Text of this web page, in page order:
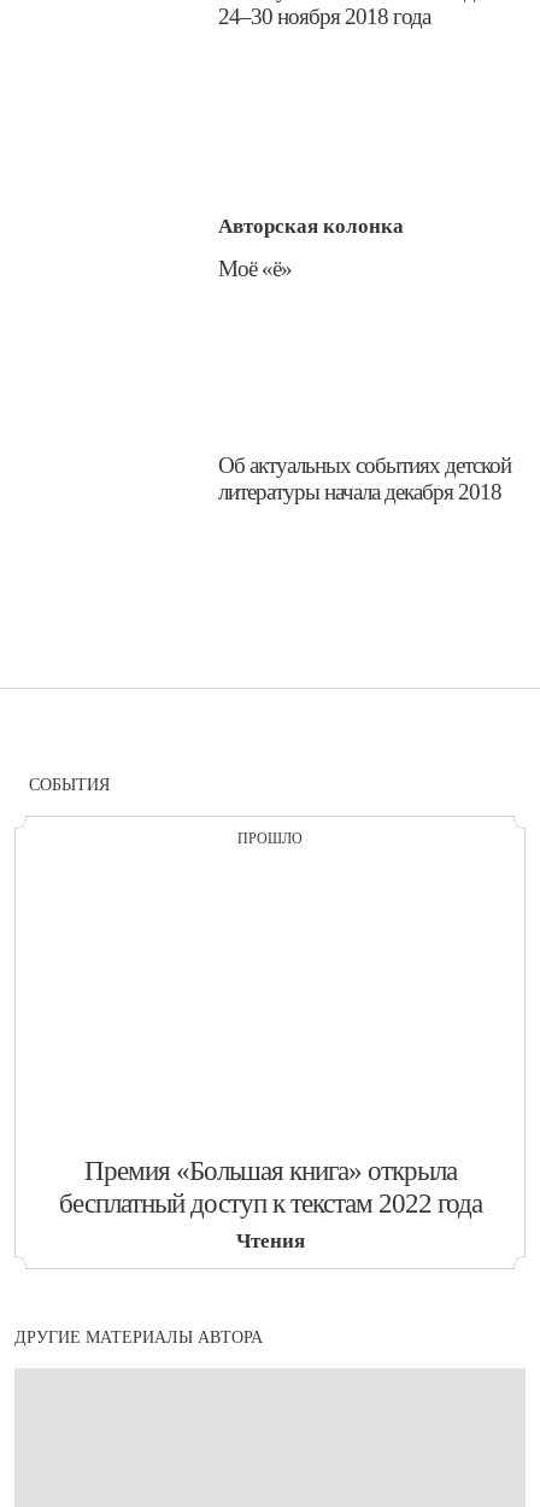
24–30 ноября 2018 года
Авторская колонка
​Моё «ё»
​Об актуальных событиях детской
литературы начала декабря 2018
СОБЫТИЯ
ПРОШЛО
​Премия «Большая книга» открыла
бесплатный доступ к текстам 2022 года
Чтения
ДРУГИЕ МАТЕРИАЛЫ АВТОРА